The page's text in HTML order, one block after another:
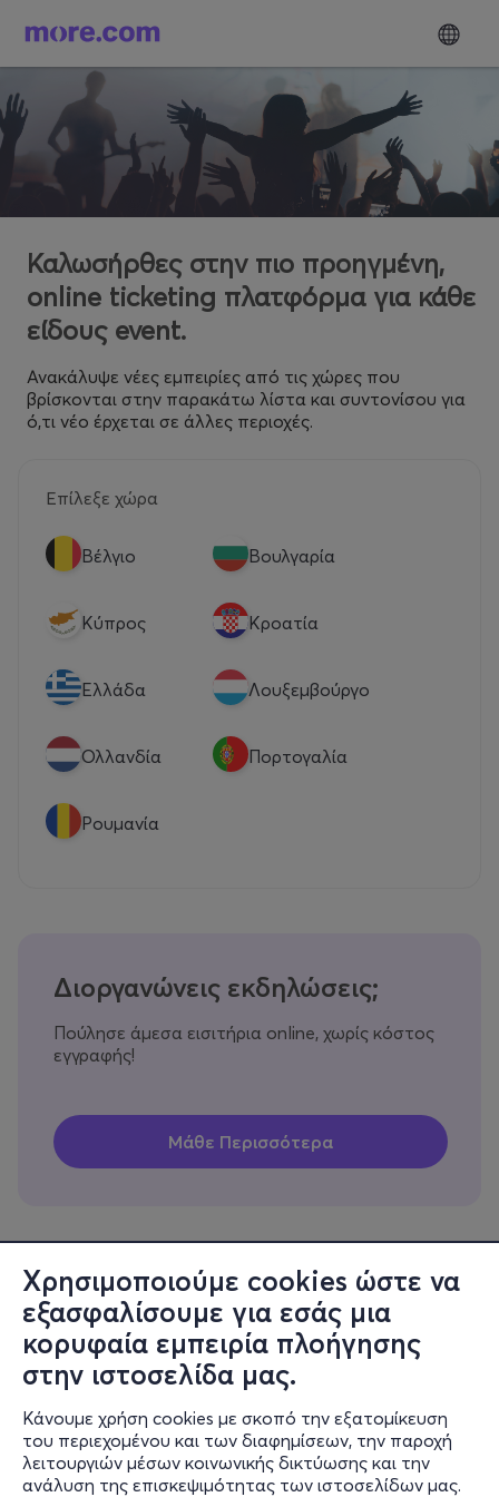
Χρησιμοποιούμε cookies ώστε να
εξασφαλίσουμε για εσάς μια
κορυφαία εμπειρία πλοήγησης
στην ιστοσελίδα μας.
Κάνουμε χρήση cookies με σκοπό την εξατομίκευση
του περιεχομένου και των διαφημίσεων, την παροχή
λειτουργιών μέσων κοινωνικής δικτύωσης και την
ανάλυση της επισκεψιμότητας των ιστοσελίδων μας.
Καλωσήρθες στην πιο προηγμένη,
online ticketing πλατφόρμα για κάθε
είδους event.
Ανακάλυψε νέες εμπειρίες από τις χώρες που
βρίσκονται στην παρακάτω λίστα και συντονίσου για
ό,τι νέο έρχεται σε άλλες περιοχές.
Επίλεξε χώρα
Βέλγιο Βουλγαρία
Κύπρος Κροατία
Eλλάδα Λουξεμβούργο
Ολλανδία Πορτογαλία
Ρουμανία
Διοργανώνεις εκδηλώσεις;
Πούλησε άμεσα εισιτήρια online, χωρίς κόστος
εγγραφής!
Πληροφορίες
Υποστήριξη
Stay Connected